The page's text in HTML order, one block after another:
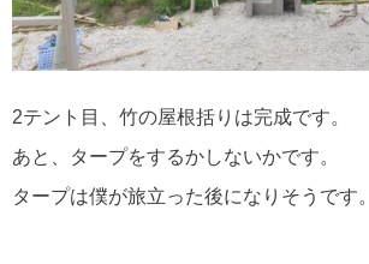
2テント目、竹の屋根括りは完成です。
あと、タープをするかしないかです。
タープは僕が旅立った後になりそうです。